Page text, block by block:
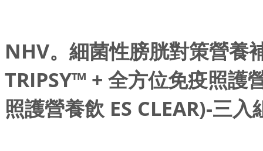
NHV。細菌性膀胱對策營養
TRIPSY™ + 全方位免疫照護
照護營養飲 ES CLEAR)-三入